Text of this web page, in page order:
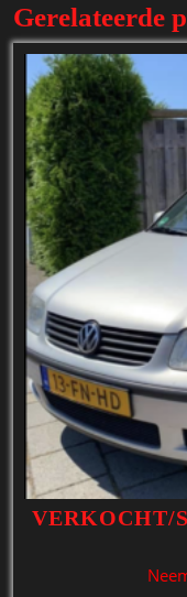
Gerelateerde
VERKOCHT/